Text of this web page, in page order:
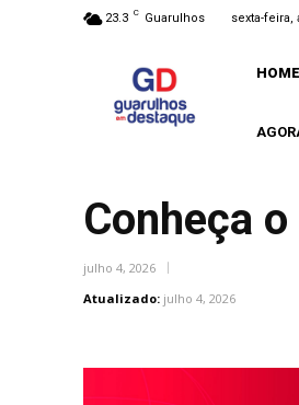
23.3 C Guarulhos sexta-feira,
HOME
Conheça
julho 4, 2026
Atualizado: julho 4, 2026